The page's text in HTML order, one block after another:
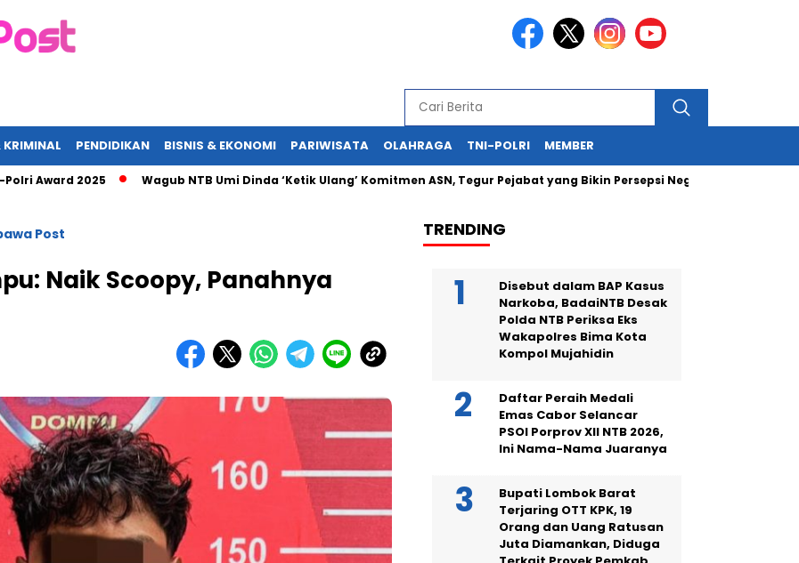
PENDIDIKAN BISNIS & EKONOMI PARIWISATA OLAHRAGA TNI-POLRI MEMBER
2025 Wagub NTB Umi Dinda ‘Ketik Ulang’ Komitmen ASN, Tegur Pejabat yang Bikin Persepsi Negatif
Post
Naik Scoopy, Panahnya
TRENDING
Disebut dalam BAP Kasus
Narkoba, BadaiNTB Desak
Polda NTB Periksa Eks
Wakapolres Bima Kota
Kompol Mujahidin
Daftar Peraih Medali
Emas Cabor Selancar
PSOI Porprov XII NTB 2026,
Ini Nama-Nama Juaranya
Bupati Lombok Barat
Terjaring OTT KPK, 19
Orang dan Uang Ratusan
Juta Diamankan, Diduga